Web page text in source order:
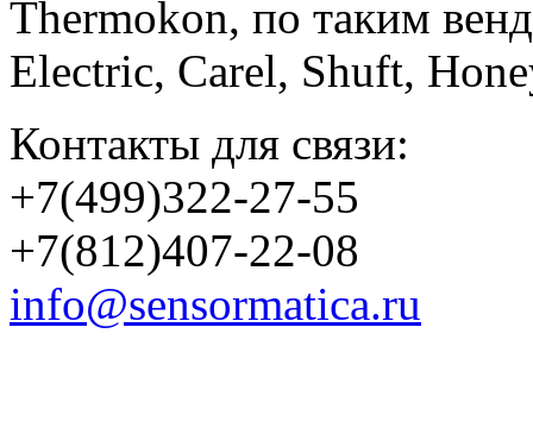
Thermokon, по таким
Electric, Carel, Shuft,
Контакты для связи:
+7(499)322-27-55
+7(812)407-22-08
info@sensormatica.ru